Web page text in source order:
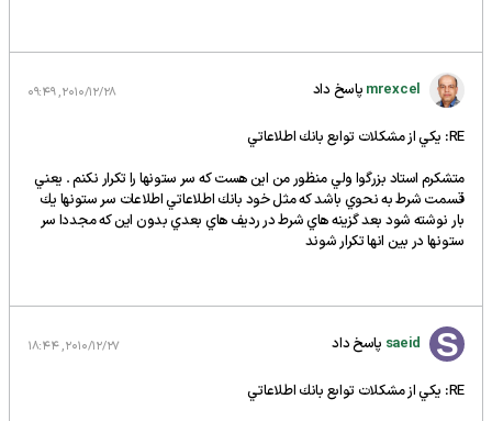
mrexcel پاسخ داد 2010/12/28, 09:49
RE: يكي از مشكلات توابع بانك اطلاعاتي
متشكرم استاد بزرگوا ولي منظور من اين هست كه سر ستونها را تكرار نكنم . يعني
قسمت شرط به نحوي باشد كه مثل خود بانك اطلاعاتي اطلاعات سر ستونها يك
بار نوشته شود بعد گزينه هاي شرط در رديف هاي بعدي بدون اين كه مجددا سر
ستونها در بين انها تكرار شوند
saeid پاسخ داد 2010/12/27, 18:44
RE: يكي از مشكلات توابع بانك اطلاعاتي